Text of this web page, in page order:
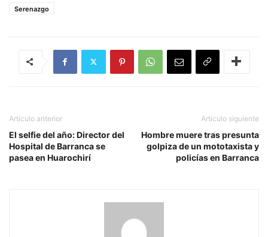
Serenazgo
Artículo anterior
El selfie del año: Director del
Hospital de Barranca se
pasea en Huarochirí
Artículo siguiente
Hombre muere tras presunta
golpiza de un mototaxista y
policías en Barranca